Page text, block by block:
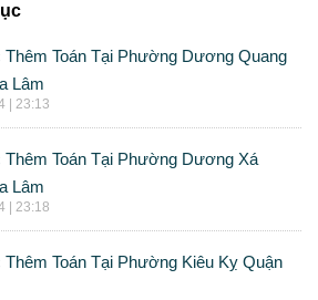
Thêm Toán Tại Phường Dương Quang
Lâm
| 23:13
Thêm Toán Tại Phường Dương Xá
Lâm
| 23:18
Thêm Toán Tại Phường Kiêu Kỵ Quận